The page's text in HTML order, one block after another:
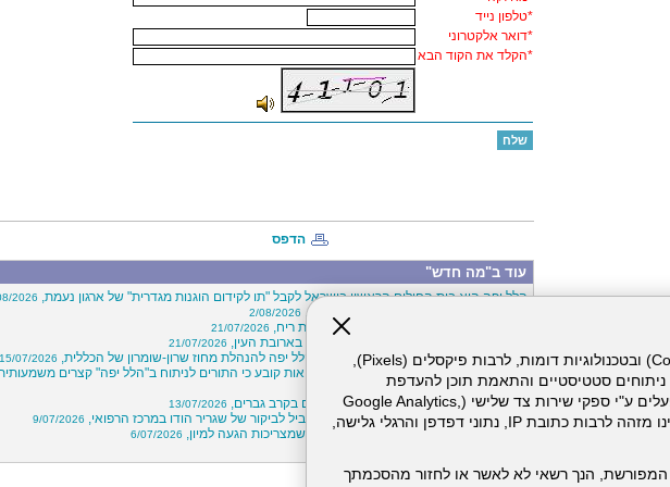
אתר זה עושה שימוש בקבצי עוגיות (Cookies) ובטכנולוגיות דומות, לרבות פיקסלים (Pixels),
ניתוחים סטטיסטיים והתאמת תוכן להעדפת
המשתמש. חלק מהעוגיות והפיקסלים מופעלים ע"י ספקי שירות צד שלישי (Google Analytics,
Meta Pixel וכו'), שעשויים לעבד מידע שאינו מזהה לרבות כתובת IP, נתוני דפדפן והרגלי גלישה,
הנך רשאי לא לאשר או לחזור מהסכמתך
*טלפון נייד
*דואר אלקטרוני
*הקלד את הקוד הבא
הדפס
עוד ב"מה חדש"
הלל יפה הוא בית החולים הראשון בישראל לקבל "תו לקידום הוגנות מגדרית" של ארגון נעמת, 2026
סבב מינויי בכירים במרכז הרפואי הלל יפה, 2/08/2026
פרויקט "קרוב ללב"- חיבוק מרחוק באמצעות ריח, 21/07/2026
הגלישה הסתיימה בשני שברים באף ושבר בארובת העין, 21/07/2026
מפגש הנהלות מוצלח בין המרכז הרפואי הלל יפה להנהלת מחוז שרון-שומרון של הכללית, 15/07/2026
צריכים לעבור ניתוח? דו"ח של משרד הבריאות קובע כי התורים לניתוח ב"הלל יפה" קצרים
15/07/2026
לא רק נשים: עלייה במספר ניתוחי עפעפיים בקרב גברים, 13/07/2026
מחקר על יוגה וחוסן שבוצע ב"הלל יפה" הוביל לביקור של שגריר הודו במרכז הרפואי, 9/07/2026
חופשת הקיץ כבר כאן: אלה חמש הסכנות שמצריכות הגעה למיון, 6/07/2026